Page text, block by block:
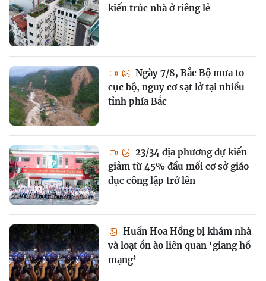
kiến trúc nhà ở riêng lẻ
Ngày 7/8, Bắc Bộ mưa to
cục bộ, nguy cơ sạt lở tại nhiều
tỉnh phía Bắc
23/34 địa phương dự kiến
giảm từ 45% đầu mối cơ sở giáo
dục công lập trở lên
Huấn Hoa Hồng bị khám nhà
và loạt ồn ào liên quan ‘giang hồ
mạng’